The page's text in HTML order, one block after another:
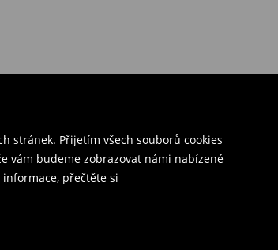
stránek. Přijetím všech souborů cookies
vám budeme zobrazovat námi nabízené
přečtěte si